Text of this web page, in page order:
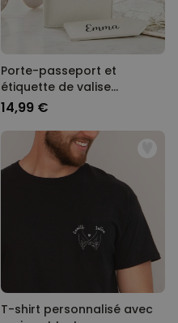
Porte-passeport et
étiquette de valise
personnalisés avec texte
14,99 €
T-shirt personnalisé avec